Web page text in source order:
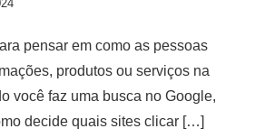
pensar em como as pessoas
produtos ou serviços na
você faz uma busca no Google,
decide quais sites clicar […]